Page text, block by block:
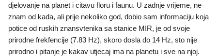
djelovanje na planet i citavu floru i faunu. U zadnje vrijeme, ne
znam od kada, ali prije nekoliko god, dobio sam informaciju koja
potice od ruskih znansvtenika sa stanice MIR, je od svoje
prirodne frekfencije (7.83 Hz), skoro dosla do 14 Hz, sto nije
prirodno i pitanje je kakav utjecaj ima na planetu i sve na njoj.